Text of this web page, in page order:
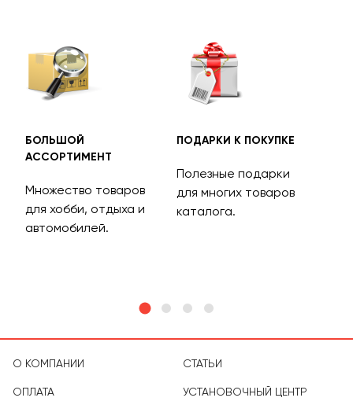
БОЛЬШОЙ
АССОРТИМЕНТ
Множество товаров
для хобби, отдыха и
автомобилей.
ПОДАРКИ К ПОКУПКЕ
Полезные подарки
для многих товаров
каталога.
О КОМПАНИИ
ОПЛАТА
СТАТЬИ
УСТАНОВОЧНЫЙ ЦЕНТР